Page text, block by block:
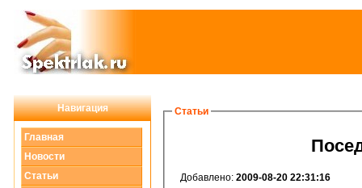
Навигация
Главная
Новости
Статьи
Статьи
Добавлено: 2009-08-20 22:31:16